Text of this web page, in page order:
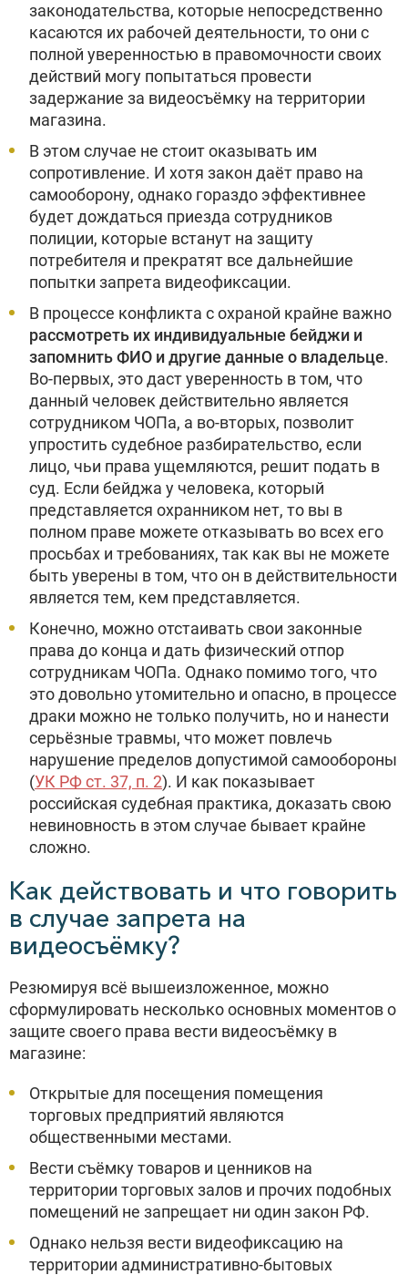
законодательства, которые непосредственно
касаются их рабочей деятельности, то они с
полной уверенностью в правомочности своих
действий могу попытаться провести
задержание за видеосъёмку на территории
магазина.
В этом случае не стоит оказывать им
сопротивление. И хотя закон даёт право на
самооборону, однако гораздо эффективнее
будет дождаться приезда сотрудников
полиции, которые встанут на защиту
потребителя и прекратят все дальнейшие
попытки запрета видеофиксации.
В процессе конфликта с охраной крайне важно
рассмотреть их индивидуальные бейджи и
запомнить ФИО и другие данные о владельце.
Во-первых, это даст уверенность в том, что
данный человек действительно является
сотрудником ЧОПа, а во-вторых, позволит
упростить судебное разбирательство, если
лицо, чьи права ущемляются, решит подать в
суд. Если бейджа у человека, который
представляется охранником нет, то вы в
полном праве можете отказывать во всех его
просьбах и требованиях, так как вы не можете
быть уверены в том, что он в действительности
является тем, кем представляется.
Конечно, можно отстаивать свои законные
права до конца и дать физический отпор
сотрудникам ЧОПа. Однако помимо того, что
это довольно утомительно и опасно, в процессе
драки можно не только получить, но и нанести
серьёзные травмы, что может повлечь
нарушение пределов допустимой самообороны
(УК РФ ст. 37, п. 2). И как показывает
российская судебная практика, доказать свою
невиновность в этом случае бывает крайне
сложно.
Как действовать и что говорить
в случае запрета на
видеосъёмку?
Резюмируя всё вышеизложенное, можно
сформулировать несколько основных моментов о
защите своего права вести видеосъёмку в
магазине:
Открытые для посещения помещения
торговых предприятий являются
общественными местами.
Вести съёмку товаров и ценников на
территории торговых залов и прочих подобных
помещений не запрещает ни один закон РФ.
Однако нельзя вести видеофиксацию на
территории административно-бытовых